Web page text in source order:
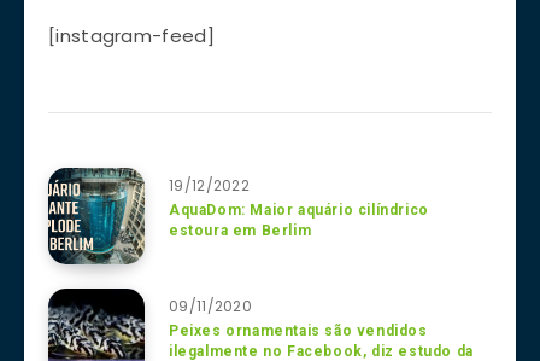
[instagram-feed]
19/12/2022
AquaDom: Maior aquário cilíndrico
estoura em Berlim
09/11/2020
Peixes ornamentais são vendidos
ilegalmente no Facebook, diz estudo da